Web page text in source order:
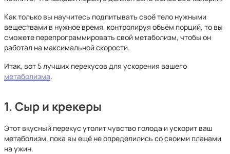
Как только вы научитесь подпитывать своё тело нужными
веществами в нужное время, контролируя объём порций, то вы
сможете перепрограммировать свой метаболизм, чтобы он
работал на максимальной скорости.
Итак, вот 5 лучших перекусов для ускорения вашего
метаболизма.
1. Сыр и крекеры
Этот вкусный перекус утолит чувство голода и ускорит ваш
метаболизм, пока вы ещё не определились со своими планами
на ужин.